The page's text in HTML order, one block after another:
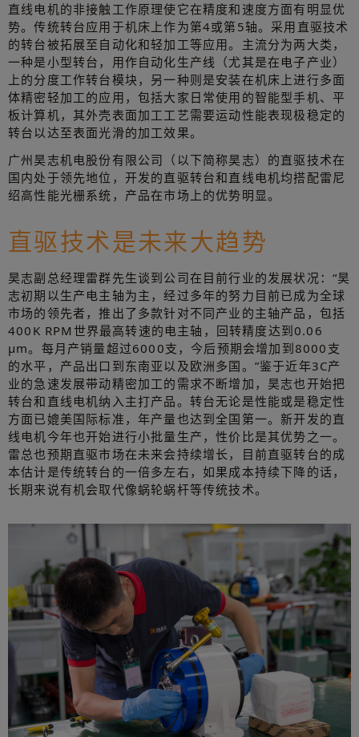
直线电机的非接触工作原理使它在精度和速度方面有明显优
势。传统转台应用于机床上作为第4或第5轴。采用直驱技术
的转台被拓展至自动化和轻加工等应用。主流分为两大类，
一种是小型转台，用作自动化生产线（尤其是在电子产业）
上的分度工作转台模块，另一种则是安装在机床上进行多面
体精密轻加工的应用，包括大家日常使用的智能型手机、平
板计算机，其外壳表面加工工艺需要运动性能表现极稳定的
转台以达至表面光滑的加工效果。
广州昊志机电股份有限公司（以下简称昊志）的直驱技术在
国内处于领先地位，开发的直驱转台和直线电机均搭配雷尼
绍高性能光栅系统，产品在市场上的优势明显。
直驱技术是未来大趋势
昊志副总经理雷群先生谈到公司在目前行业的发展状况：“昊
志初期以生产电主轴为主，经过多年的努力目前已成为全球
市场的领先者，推出了多款针对不同产业的主轴产品，包括
400K RPM世界最高转速的电主轴，回转精度达到0.06
μm。每月产销量超过6000支，今后预期会增加到8000支
的水平，产品出口到东南亚以及欧洲多国。”鉴于近年3C产
业的急速发展带动精密加工的需求不断增加，昊志也开始把
转台和直线电机纳入主打产品。转台无论是性能或是稳定性
方面已媲美国际标准，年产量也达到全国第一。新开发的直
线电机今年也开始进行小批量生产，性价比是其优势之一。
雷总也预期直驱市场在未来会持续增长，目前直驱转台的成
本估计是传统转台的一倍多左右，如果成本持续下降的话，
长期来说有机会取代像蜗轮蜗杆等传统技术。